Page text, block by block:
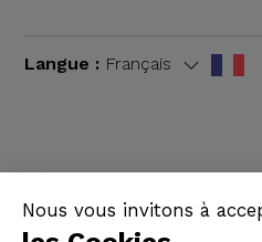
Nous vous invitons à
Langue : Français